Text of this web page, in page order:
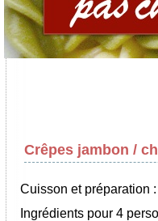
Crêpes jambon /
Cuisson et préparation
Ingrédients pour 4